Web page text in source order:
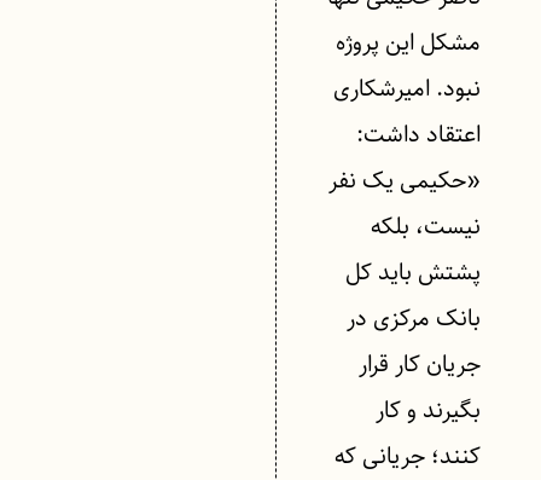
مشکل این پروژه
نبود. امیرشکاری
اعتقاد داشت:
«حکیمی یک نفر
نیست، بلکه
پشتش باید کل
بانک مرکزی در
جریان کار قرار
بگیرند و کار
کنند؛ جریانی که